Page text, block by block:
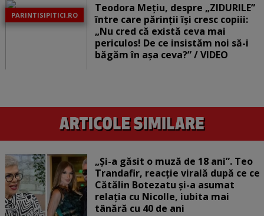
PARINTISIPITICI.RO
Teodora Mețiu, despre „ZIDURILE”
între care părinții își cresc copiii:
„Nu cred că există ceva mai
periculos! De ce insistăm noi să-i
băgăm în așa ceva?” / VIDEO
„Și-a găsit o muză de 18 ani”. Teo
Trandafir, reacție virală după ce ce
Cătălin Botezatu și-a asumat
relația cu Nicolle, iubita mai
tânără cu 40 de ani